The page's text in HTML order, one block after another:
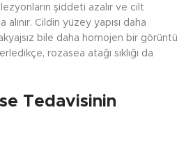
şiddeti azalır ve cilt
Cildin yüzey yapısı daha
bile daha homojen bir görüntü
rozasea atağı sıklığı da
Tedavisinin